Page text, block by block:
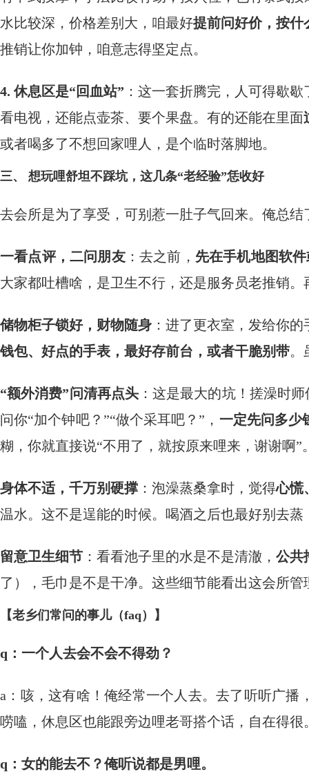
水比较深，价格差别大，咱最好提前问好价，按什
推销让你加钟，咱意志得坚定点。
4. 休息区是“回血站” ：这一套折腾完，人可得歇
看电视，还能点壶茶、要个果盘。有的还能在里面
或者喝多了不想回家哩人，是个临时落脚地。
三、 想玩哩舒坦不踩坑，这几条“老经验”恁收好
去会所是为了享受，可别惹一肚子气回来。俺总
一看点评，二问朋友：去之前， 先在手机地图软
大家都吐槽啥，是卫生不行，还是服务员老推销
储物柜子锁好，财物随身 ：进了更衣室，发给你
钱包、好点的手表，最好存前台，或者干脆别带。
“额外消费”问清再点头 ：这是最大的坑！搓澡时
问你“加个钟吧？”“做个采耳吧？”， 一定先问多少
糊，你就直接说“不用了，就按原来哩来，谢谢啊”
身体不适，千万别硬撑 ：泡澡蒸桑拿时，觉得心慌
温水。这不是逞能的时候。喝酒之后也最好别去蒸
留意卫生细节 ：看看池子里的水是不是清澈， 公共
了），毛巾是不是干净。这些细节能看出这会所管
【老乡们常问的事儿（faq）】
q：一个人去会不会不得劲？
a：咳，这有啥！俺经常一个人去。去了听听广
唠嗑，休息区也能跟旁边哩老哥搭个话，自在得很
q：女的能去不？俺听说都是男哩。